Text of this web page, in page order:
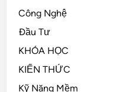
Công Nghệ
Đầu Tư
KHÓA HỌC
KIẾN THỨC
Kỹ Năng Mềm